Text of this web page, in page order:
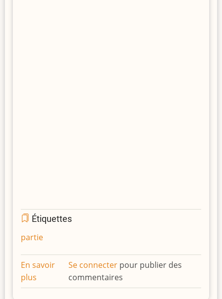
Étiquettes
partie
En savoir
plus
La
Se connecterpour publier des
commentaires